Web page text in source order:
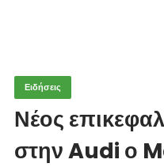
Ειδήσεις
Νέος
στην Audi ο